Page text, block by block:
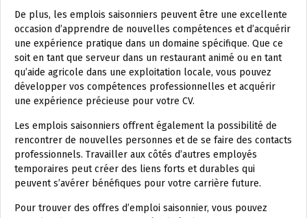
De plus, les emplois saisonniers peuvent être une excellente
occasion d’apprendre de nouvelles compétences et d’acquérir
une expérience pratique dans un domaine spécifique. Que ce
soit en tant que serveur dans un restaurant animé ou en tant
qu’aide agricole dans une exploitation locale, vous pouvez
développer vos compétences professionnelles et acquérir
une expérience précieuse pour votre CV.
Les emplois saisonniers offrent également la possibilité de
rencontrer de nouvelles personnes et de se faire des contacts
professionnels. Travailler aux côtés d’autres employés
temporaires peut créer des liens forts et durables qui
peuvent s’avérer bénéfiques pour votre carrière future.
Pour trouver des offres d’emploi saisonnier, vous pouvez